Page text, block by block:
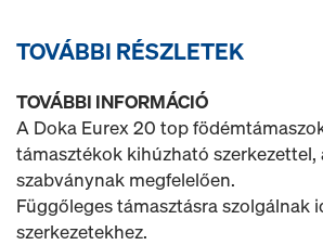
TOVÁBBI RÉSZLETEK
TOVÁBBI INFORMÁCIÓ
A Doka Eurex 20 top
támasztékok kihúzható szerkezettel,
szabványnak megfelelően.
Függőleges támasztásra szolgálnak
szerkezetekhez.